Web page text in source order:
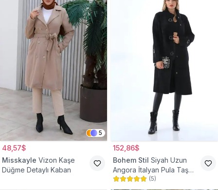
5
48,57$
Misskayle Vizon Kaşe
Düğme Detaylı Kaban
152,86$
Bohem Stil Siyah Uzun
Angora İtalyan Pula Taş
Detaylı Tesettür Kaban
(5)